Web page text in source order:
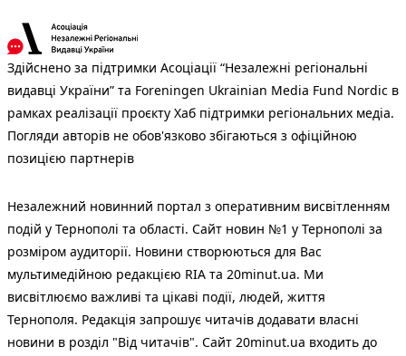
Здійснено за підтримки Асоціації “Незалежні регіональні
видавці України” та Foreningen Ukrainian Media Fund Nordic в
рамках реалізації проєкту Хаб підтримки регіональних медіа.
Погляди авторів не обов'язково збігаються з офіційною
позицією партнерів
Незалежний новинний портал з оперативним висвітленням
подій у Тернополі та області. Сайт новин №1 у Тернополі за
розміром аудиторії. Новини створюються для Вас
мультимедійною редакцією RIA та 20minut.ua. Ми
висвітлюємо важливі та цікаві події, людей, життя
Тернополя. Редакція запрошує читачів додавати власні
новини в розділ "Від читачів". Сайт 20minut.ua входить до